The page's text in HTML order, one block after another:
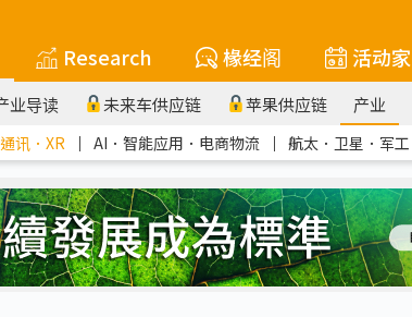
Research 椽经阁 活动家
业导读 未来车供应链 苹果供应链 产业
讯．XR ｜ AI．智能应用．电商物流 ｜ 航太．卫星．军工